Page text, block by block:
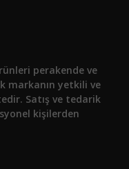
perakende ve
markanın yetkili ve
Satış ve tedarik
kişilerden